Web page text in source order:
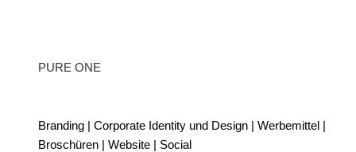
PURE ONE
Branding | Corporate Identity und Design | Werbemittel |
Broschüren | Website | Social